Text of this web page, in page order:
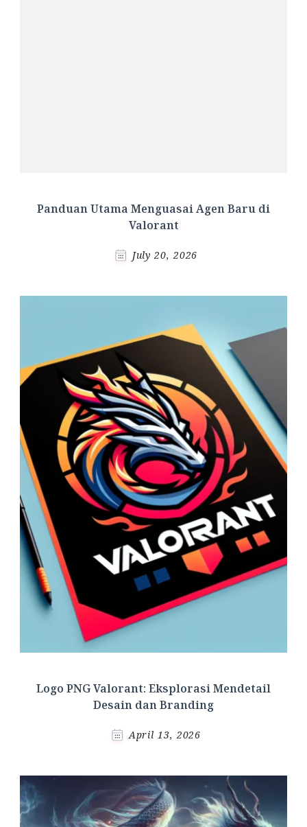
Panduan Utama Menguasai Agen Baru di
Valorant
July 20, 2026
Logo PNG Valorant: Eksplorasi Mendetail
Desain dan Branding
April 13, 2026